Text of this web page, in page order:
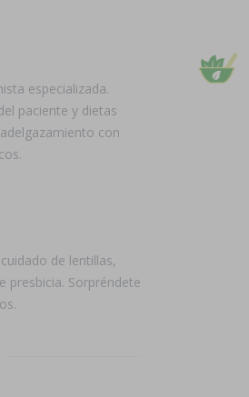
especializada.
paciente y dietas
con
de lentillas,
presbicia. Sorpréndete